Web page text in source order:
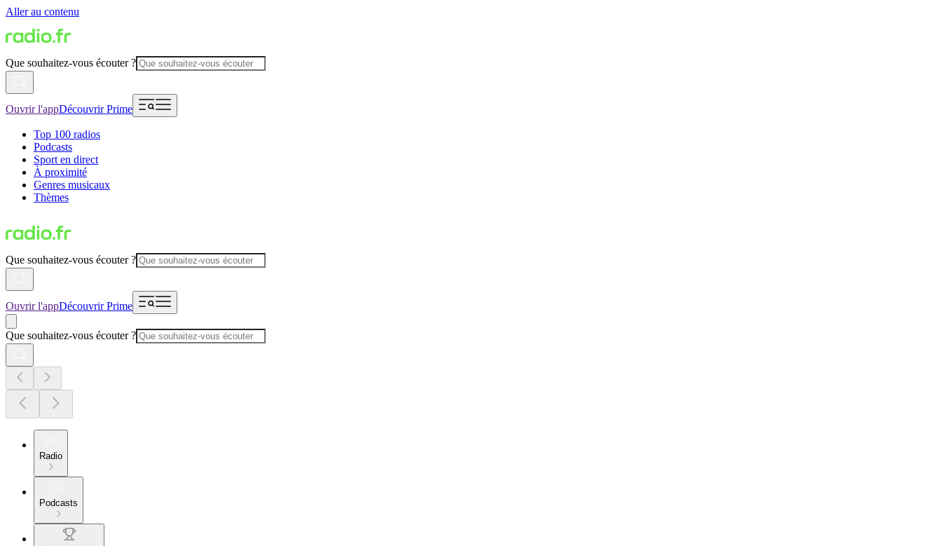
Aller au contenu
Que souhaitez-vous écouter ?
Ouvrir l'appDécouvrir Prime
Top 100 radios
Podcasts
Sport en direct
À proximité
Genres musicaux
Thèmes
Que souhaitez-vous écouter ?
Ouvrir l'appDécouvrir Prime
Que souhaitez-vous écouter ?
Radio
Podcasts